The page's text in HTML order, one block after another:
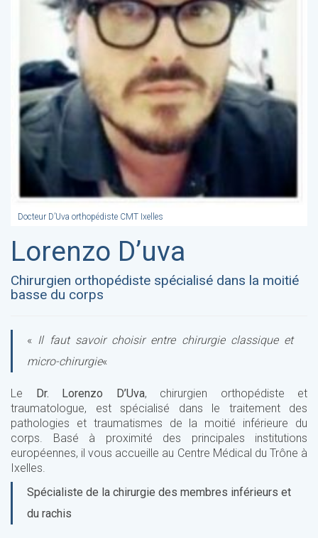
Docteur D’Uva orthopédiste CMT Ixelles
Lorenzo D’uva
Chirurgien orthopédiste spécialisé dans la moitié
basse du corps
« Il faut savoir choisir entre chirurgie classique et
micro-chirurgie«
Le Dr. Lorenzo D’Uva, chirurgien orthopédiste et
traumatologue, est spécialisé dans le traitement des
pathologies et traumatismes de la moitié inférieure du
corps. Basé à proximité des principales institutions
européennes, il vous accueille au Centre Médical du Trône à
Ixelles.
Spécialiste de la chirurgie des membres inférieurs et
du rachis